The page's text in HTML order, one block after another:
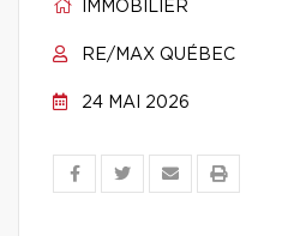
IMMOBILIER
RE/MAX QUÉBEC
24 MAI 2026